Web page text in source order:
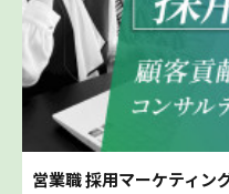
営業職 採用マーケティン